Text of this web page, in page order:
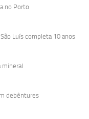
no Porto
Luís completa 10 anos
mineral
debêntures